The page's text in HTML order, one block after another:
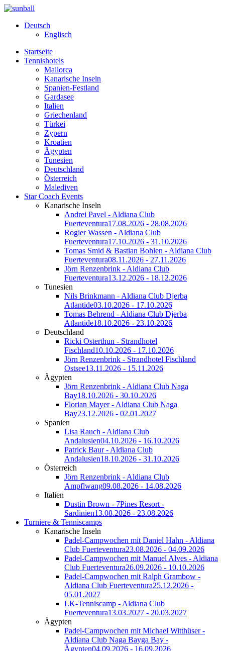
Deutsch
Englisch
Startseite
Tennishotels
Mallorca
Kanarische Inseln
Spanien-Festland
Gardasee
Italien
Griechenland
Türkei
Zypern
Kroatien
Ägypten
Tunesien
Deutschland
Österreich
Malediven
Star Coach Events
Kanarische Inseln
Andrei Pavel - Aldiana Club
Fuerteventura17.08.2026 - 28.08.2026
Rogier Wassen - Aldiana Club
Fuerteventura17.10.2026 - 31.10.2026
Tomas Smid & Bastian Bohlen - Aldiana Club
Fuerteventura08.11.2026 - 27.11.2026
Jörn Renzenbrink - Aldiana Club
Fuerteventura13.12.2026 - 18.12.2026
Tunesien
Nils Brinkmann - Aldiana Club Djerba
Atlantide03.10.2026 - 17.10.2026
Tomas Behrend - Aldiana Club Djerba
Atlantide18.10.2026 - 23.10.2026
Deutschland
Ricki Osterthun - Strandhotel
Fischland10.10.2026 - 17.10.2026
Jörn Renzenbrink - Strandhotel Fischland
Ostsee13.11.2026 - 15.11.2026
Ägypten
Jörn Renzenbrink - Aldiana Club Naga
Bay18.10.2026 - 30.10.2026
Florian Mayer - Aldiana Club Naga
Bay23.12.2026 - 02.01.2027
Spanien
Lisa Rauch - Aldiana Club
Andalusien04.10.2026 - 16.10.2026
Patrick Baur - Aldiana Club
Andalusien18.10.2026 - 31.10.2026
Österreich
Jörn Renzenbrink - Aldiana Club
Ampflwang09.08.2026 - 14.08.2026
Italien
Dustin Brown - 7Pines Resort -
Sardinien13.08.2026 - 23.08.2026
Turniere & Tenniscamps
Kanarische Inseln
Padel-Campwochen mit Daniel Hahn - Aldiana
Club Fuerteventura23.08.2026 - 04.09.2026
Padel-Campwochen mit Manuel Alves - Aldiana
Club Fuerteventura26.09.2026 - 10.10.2026
Padel-Campwochen mit Ralph Grambow -
Aldiana Club Fuerteventura25.12.2026 -
05.01.2027
LK-Tenniscamp - Aldiana Club
Fuerteventura13.03.2027 - 20.03.2027
Ägypten
Padel-Campwochen mit Michael Witthüser -
Aldiana Club Naga Bayga Bay -
Ägypten04.09.2026 - 16.09.2026